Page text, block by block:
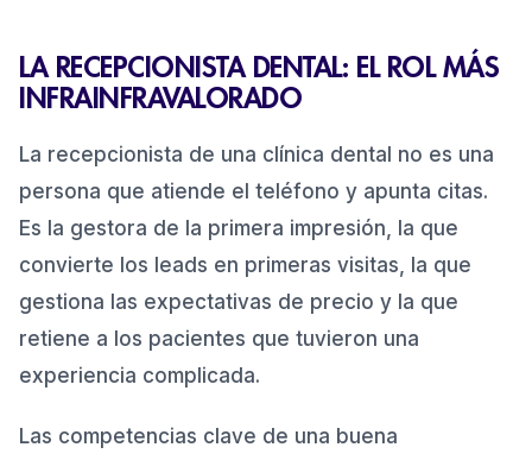
LA RECEPCIONISTA DENTAL: EL ROL MÁS
INFRAINFRAVALORADO
La recepcionista de una clínica dental no es una
persona que atiende el teléfono y apunta citas.
Es la gestora de la primera impresión, la que
convierte los leads en primeras visitas, la que
gestiona las expectativas de precio y la que
retiene a los pacientes que tuvieron una
experiencia complicada.
Las competencias clave de una buena